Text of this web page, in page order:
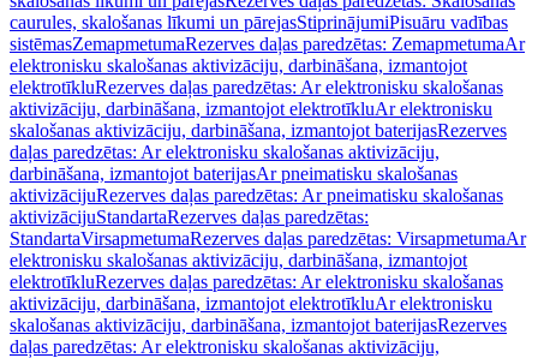
caurules, skalošanas līkumi un pārejasStiprinājumiPisuāru vadības
sistēmasZemapmetumaRezerves daļas paredzētas: ZemapmetumaAr
elektronisku skalošanas aktivizāciju, darbināšana, izmantojot
elektrotīkluRezerves daļas paredzētas: Ar elektronisku skalošanas
aktivizāciju, darbināšana, izmantojot elektrotīkluAr elektronisku
skalošanas aktivizāciju, darbināšana, izmantojot baterijasRezerves
daļas paredzētas: Ar elektronisku skalošanas aktivizāciju,
darbināšana, izmantojot baterijasAr pneimatisku skalošanas
aktivizācijuRezerves daļas paredzētas: Ar pneimatisku skalošanas
aktivizācijuStandartaRezerves daļas paredzētas:
StandartaVirsapmetumaRezerves daļas paredzētas: VirsapmetumaAr
elektronisku skalošanas aktivizāciju, darbināšana, izmantojot
elektrotīkluRezerves daļas paredzētas: Ar elektronisku skalošanas
aktivizāciju, darbināšana, izmantojot elektrotīkluAr elektronisku
skalošanas aktivizāciju, darbināšana, izmantojot baterijasRezerves
daļas paredzētas: Ar elektronisku skalošanas aktivizāciju,